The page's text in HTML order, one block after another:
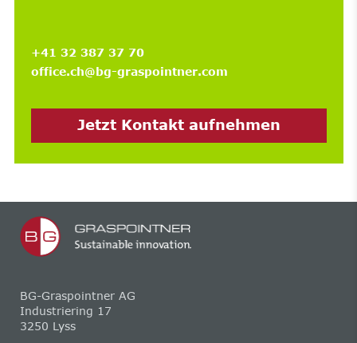
+41 32 387 37 70
office.ch@bg-graspointner.com
Jetzt Kontakt aufnehmen
BG-Graspointner AG
Industriering 17
3250 Lyss